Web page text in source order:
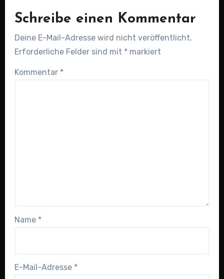
Schreibe einen Kommentar
Deine E-Mail-Adresse wird nicht veröffentlicht.
Erforderliche Felder sind mit * markiert
Kommentar *
Name *
E-Mail-Adresse *